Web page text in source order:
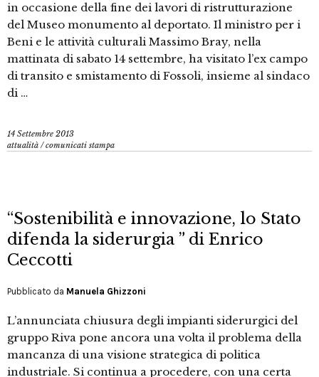
in occasione della fine dei lavori di ristrutturazione
del Museo monumento al deportato. Il ministro per i
Beni e le attività culturali Massimo Bray, nella
mattinata di sabato 14 settembre, ha visitato l’ex campo
di transito e smistamento di Fossoli, insieme al sindaco
di …
14 Settembre 2013
attualità /comunicati stampa
“Sostenibilità e innovazione, lo Stato
difenda la siderurgia ” di Enrico
Ceccotti
Pubblicato da Manuela Ghizzoni
L’annunciata chiusura degli impianti siderurgici del
gruppo Riva pone ancora una volta il problema della
mancanza di una visione strategica di politica
industriale. Si continua a procedere, con una certa